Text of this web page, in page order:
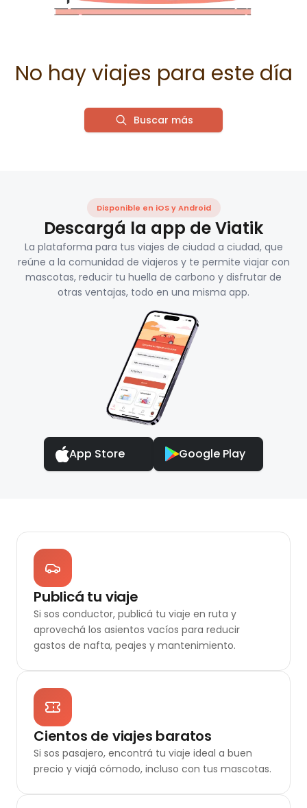
No hay viajes para este día
Buscar más
Disponible en iOS y Android
Descargá la app de Viatik
La plataforma para tus viajes de ciudad a ciudad, que
reúne a la comunidad de viajeros y te permite viajar con
mascotas, reducir tu huella de carbono y disfrutar de
otras ventajas, todo en una misma app.
App Store Google Play
Publicá tu viaje
Si sos conductor, publicá tu viaje en ruta y
aprovechá los asientos vacíos para reducir
gastos de nafta, peajes y mantenimiento.
Cientos de viajes baratos
Si sos pasajero, encontrá tu viaje ideal a buen
precio y viajá cómodo, incluso con tus mascotas.